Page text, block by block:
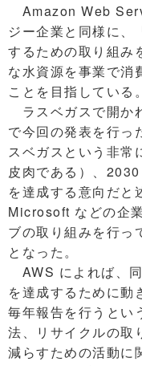
Amazon Web
ジー企業と同様に、
するための取り組み
な水資源を事業で消
ことを目指している。
ラスベガスで開か
で今回の発表を行っ
スベガスという非常
皮肉である）、
を達成する意向だと
Microsoft などの企
ブの取り組みを行っ
となった。
AWS によれば、
を達成するために動
毎年報告を行うとい
法、リサイクルの取
減らすための活動に